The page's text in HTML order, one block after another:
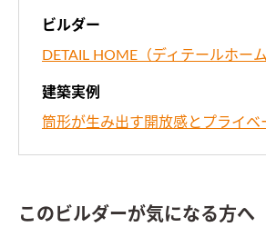
ビルダー
DETAIL HOME（ディテールホーム
建築実例
筒形が生み出す開放感とプライベ
このビルダーが気になる方へ